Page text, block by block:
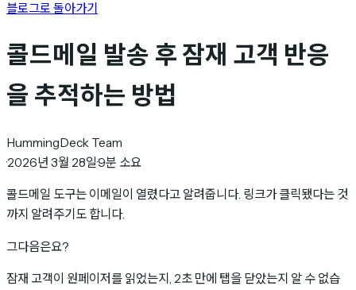
블로그로 돌아가기
콜드메일 발송 후 잠재 고객 반응
을 추적하는 방법
HummingDeck Team
·2026년 3월 28일·9분 소요
콜드메일 도구는 이메일이 열렸다고 알려줍니다. 링크가 클릭됐다는 것
까지 알려주기도 합니다.
그다음은요?
잠재 고객이 원페이저를 읽었는지, 2초 만에 탭을 닫았는지 알 수 없습